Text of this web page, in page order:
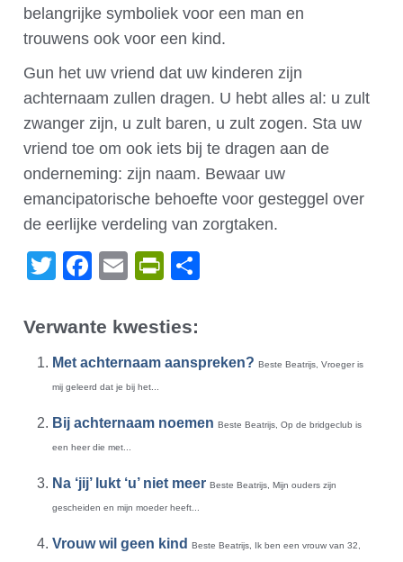
belangrijke symboliek voor een man en
trouwens ook voor een kind.
Gun het uw vriend dat uw kinderen zijn
achternaam zullen dragen. U hebt alles al: u zult
zwanger zijn, u zult baren, u zult zogen. Sta uw
vriend toe om ook iets bij te dragen aan de
onderneming: zijn naam. Bewaar uw
emancipatorische behoefte voor gesteggel over
de eerlijke verdeling van zorgtaken.
TwitterFacebook
EmailPrintFriendly
Verwante kwesties:
Met achternaam aanspreken? Beste Beatrijs, Vroeger is
mij geleerd dat je bij het...
Bij achternaam noemen Beste Beatrijs, Op de bridgeclub is
een heer die met...
Na ‘jij’ lukt ‘u’ niet meer Beste Beatrijs, Mijn ouders zijn
gescheiden en mijn moeder heeft...
Vrouw wil geen kind Beste Beatrijs, Ik ben een vrouw van 32,